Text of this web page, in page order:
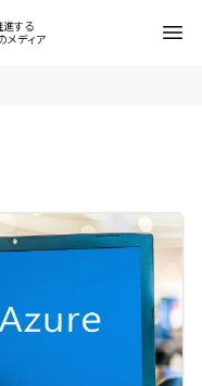
進する
メディア